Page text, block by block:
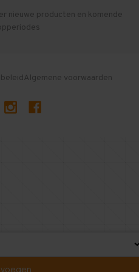
nieuwe producten en komende
Algemene voorwaarden